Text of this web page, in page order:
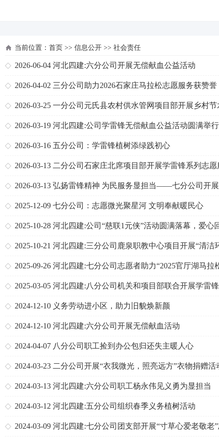
当前位置： 首页 >> 信息公开 >> 社会责任
2026-06-04 河北四建:六分公司开展无偿献血公益活动
2026-04-02 三分公司助力2026石家庄马拉松志愿服务获赞誉
2026-03-25 一分公司元氏县农村供水管网项目部开展乡村节
传志愿服务活动
2026-03-19 河北四建:公司学雷锋无偿献血公益活动圆满举行
2026-03-16 五分公司：学雷锋植树添绿践初心
2026-03-13 二分公司石家庄北席项目部开展学雷锋系列志愿
活动
2026-03-13 弘扬雷锋精神 为民服务显担当——七分公司开
雷锋”主题实践活动
2025-12-09 七分公司：志愿微光聚星河 文明奉献暖民心
2025-10-28 河北四建:公司“慈联1元侠”活动圆满落幕，爱心
温暖收官
2025-10-21 河北四建:三分公司鹿泉职教中心项目开展“清洁
境”志愿服务活动
2025-09-26 河北四建:七分公司志愿者助力“2025官厅湖马拉
满收官
2025-03-05 河北四建:八分公司机关和项目部联合开展学雷
愿服务活动
2024-12-10 义务劳动进小区，助力旧貌焕新颜
2024-12-10 河北四建:六分公司开展无偿献血活动
2024-04-07 八分公司职工捡到办公包归还失主暖人心
2024-03-23 二分公司开展“衣我微光，照亮远方”衣物捐赠活
2024-03-13 河北四建:六分公司职工杨永伟见义勇为显担当
2024-03-12 河北四建:五分公司组织春季义务植树活动
2024-03-09 河北四建:七分公司团支部开展“寸草心爱老敬老